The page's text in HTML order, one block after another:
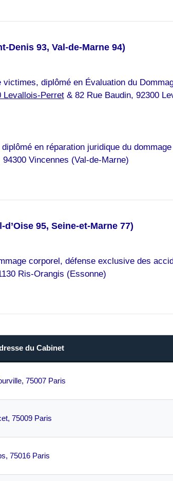
Denis 93, Val-de-Marne 94)
diplômé en Évaluation du
Levallois-Perret& 82 Rue Baudin, 92300
en réparation juridique du
Vincennes (Val-de-Marne)
95, Seine-et-Marne 77)
corporel, défense exclusive des
Ris-Orangis (Essonne)
du Cabinet
75007 Paris
75009 Paris
75016 Paris